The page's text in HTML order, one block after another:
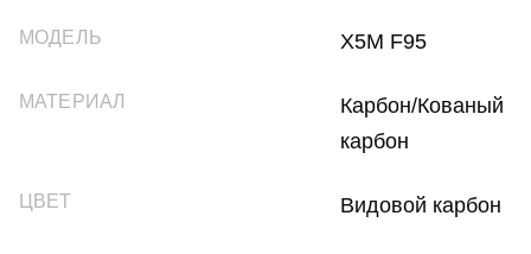
МОДЕЛЬ X5M F95
МАТЕРИАЛ
Карбон/Кованый
карбон
ЦВЕТ Видовой карбон